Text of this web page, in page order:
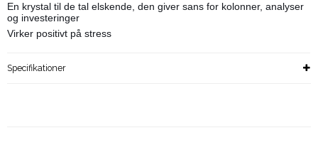
En krystal til de tal elskende, den giver sans for kolonner, analyser
og investeringer
Virker positivt på stress
Specifikationer